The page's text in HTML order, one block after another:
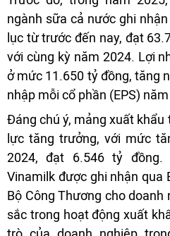
ngành sữa cả nước ghi
lục từ trước đến nay, đạt
với cùng kỳ năm 2024. Lợi
ở mức 11.650 tỷ đồng, tăng
nhập mỗi cổ phần (EPS)
Đáng chú ý, mảng xuất
lực tăng trưởng, với mức
2024, đạt 6.546 tỷ
Vinamilk được ghi nhận qua
Bộ Công Thương cho
sắc trong hoạt động xuất